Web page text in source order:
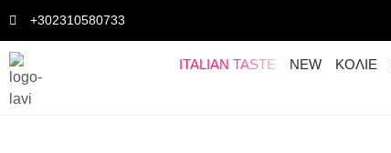
+302310580733
ITALIAN TASTE NEW ΚΟΛΙΕ